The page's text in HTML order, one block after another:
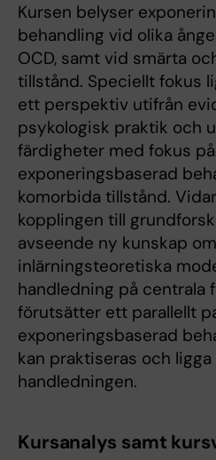
Kursen belyser
behandling vid olika
OCD, samt vid smärta
tillstånd. Speciellt fokus
ett perspektiv utifrån
psykologisk praktik och
färdigheter med fokus på
exponeringsbaserad
komorbida tillstånd.
kopplingen till
avseende ny kunskap
inlärningsteoretiska
handledning på centrala
förutsätter ett parallellt
exponeringsbaserad
kan praktiseras och
handledningen.
Kursanalys samt